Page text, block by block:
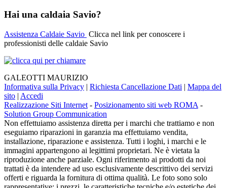
Hai una caldaia Savio?
Assistenza Caldaie Savio Clicca nel link per conoscere i
professionisti delle caldaie Savio
GALEOTTI MAURIZIO
Informativa sulla Privacy | Richiesta Cancellazione Dati | Mappa del
sito | Accedi
Realizzazione Siti Internet - Posizionamento siti web ROMA -
Solution Group Communication
Non effettuiamo assistenza diretta per i marchi che trattiamo e non
eseguiamo riparazioni in garanzia ma effettuiamo vendita,
installazione, riparazione e assistenza. Tutti i loghi, i marchi e le
immagini appartengono ai legittimi proprietari. Ne è vietata la
riproduzione anche parziale. Ogni riferimento ai prodotti da noi
trattati è da intendere ad uso esclusivamente descrittivo dei servizi
offerti e riguarda la fornitura di ottima qualità. Le foto sono solo